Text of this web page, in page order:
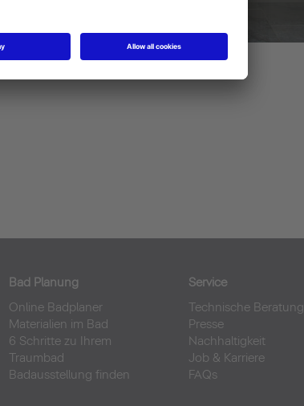
Bad Planung
Online Badplaner
Materialien im Bad
6 Schritte zu Ihrem
Traumbad
Badausstellung finden
Service
Technische Beratung
Presse
Nachhaltigkeit
Job & Karriere
FAQs